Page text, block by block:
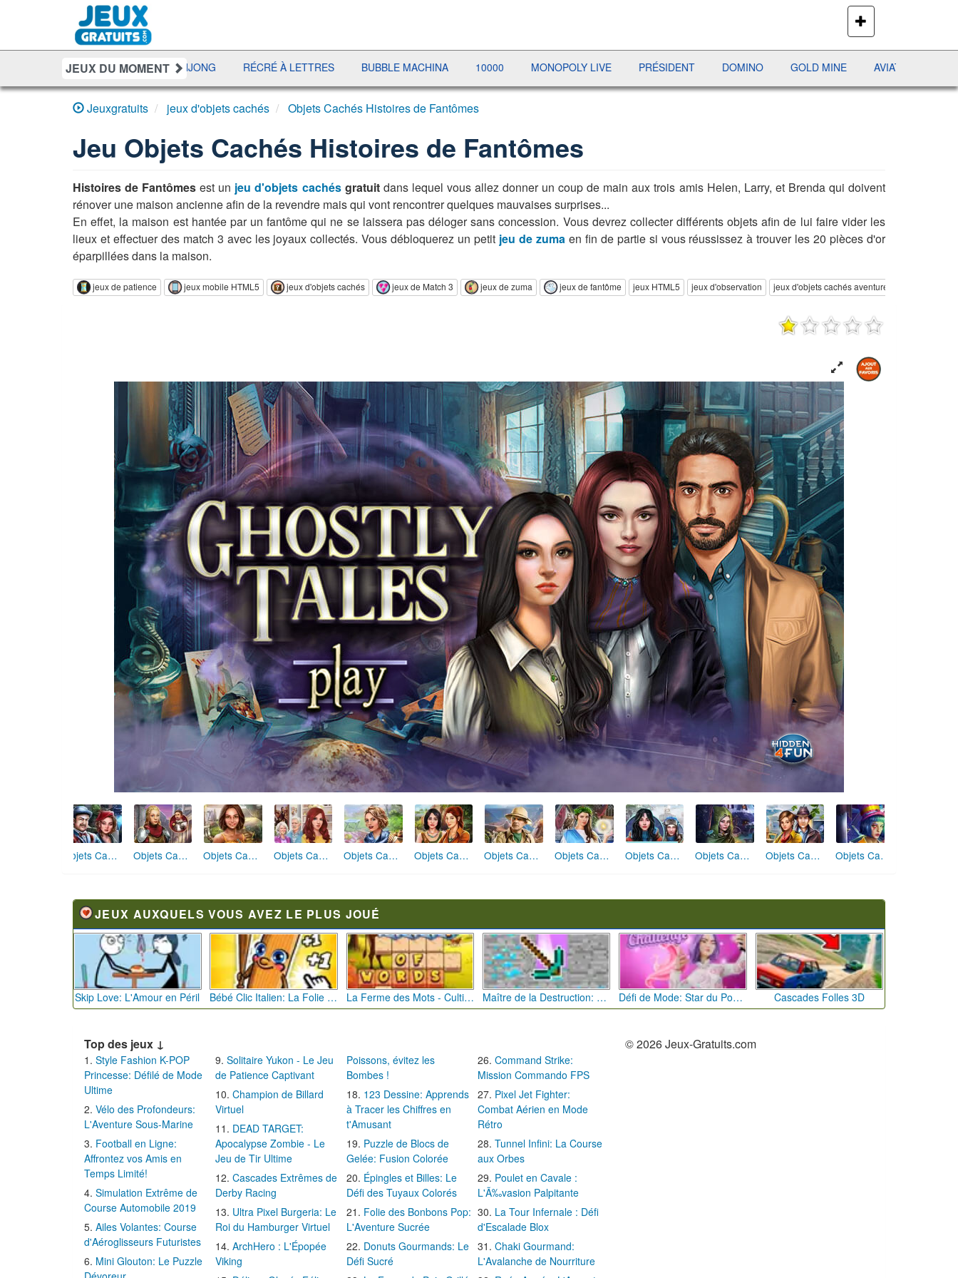
PLUS
DE
JEUX
JEUX DU MOMENT
DÉFI MAHJONG RÉCRÉ À LETTRES BUBBLE MACHINA 10000 MONOPOLY LIVE PRÉSIDENT DOMINO GOLD MINE AVIATOR JEWEL
Jeuxgratuits jeux d'objets cachés Objets Cachés Histoires de Fantômes
Jeu Objets Cachés Histoires de Fantômes
Histoires de Fantômes est un jeu d'objets cachésgratuitdans lequel vous allez donner un coup de main aux trois amis Helen, Larry, et Brenda qui doivent
rénover une maison ancienne afin de la revendre mais qui vont rencontrer quelques mauvaises surprises...
En effet, la maison est hantée par un fantôme qui ne se laissera pas déloger sans concession. Vous devrez collecter différents objets afin de lui faire vider les
lieux et effectuer des match 3 avec les joyaux collectés. Vous débloquerez un petit jeu de zumaen fin de partie si vous réussissez à trouver les 20 pièces d'or
éparpillées dans la maison.
jeux de patience jeux mobile HTML5 jeux d'objets cachés jeux de Match 3 jeux de zuma jeux de fantôme jeux HTML5 jeux d'observation jeux d'objets cachés aventure
Objets Cachés Recommencer Objets Cachés La Chambre de Magie Objets Cachés La Cabane Perdue Objets Cachés Maison Hantée Objets Cachés Après la Tempête Objets Cachés Le Fantôme du Restaurant Objets Cachés Les Secrets du Manoir Objets Cachés Murmure de la Terre Objets Cachés Les Perles Cachées Objets Cachés La Grande Aventure Objets Cachés Mission interstellaire Objets Cachés Mystérieux Train
JEUX AUXQUELS VOUS AVEZ LE PLUS JOUÉ
Skip Love: L'Amour en Péril Bébé Clic Italien: La Folie des Petits Bambins La Ferme des Mots - Cultivez votre Vocabulaire Maître de la Destruction: Fusion de Pioches Défi de Mode: Star du Podium Cascades Folles 3D
Top des jeux ↓
Style Fashion K-POP
Princesse: Défilé de Mode
Ultime
Vélo des Profondeurs:
L'Aventure Sous-Marine
Football en Ligne:
Affrontez vos Amis en
Temps Limité!
Simulation Extrême de
Course Automobile 2019
Ailes Volantes: Course
d'Aéroglisseurs Futuristes
Mini Glouton: Le Puzzle
Solitaire Yukon - Le Jeu
de Patience Captivant
Champion de Billard
Virtuel
DEAD TARGET:
Apocalypse Zombie - Le
Jeu de Tir Ultime
Cascades Extrêmes de
Derby Racing
Ultra Pixel Burgeria: Le
Roi du Hamburger Virtuel
ArchHero : L'Épopée
Viking
Poissons, évitez les
Bombes !
123 Dessine: Apprends
à Tracer les Chiffres en
t'Amusant
Puzzle de Blocs de
Gelée: Fusion Colorée
Épingles et Billes: Le
Défi des Tuyaux Colorés
Folie des Bonbons Pop:
L'Aventure Sucrée
Donuts Gourmands: Le
Défi Sucré
Command Strike:
Mission Commando FPS
Pixel Jet Fighter:
Combat Aérien en Mode
Rétro
Tunnel Infini: La Course
aux Orbes
Poulet en Cavale :
L'Ã‰vasion Palpitante
La Tour Infernale : Défi
d'Escalade Blox
Chaki Gourmand:
L'Avalanche de Nourriture
© 2026 Jeux-Gratuits.com